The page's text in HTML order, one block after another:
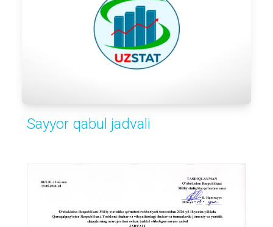
Sayyor qabul jadvali